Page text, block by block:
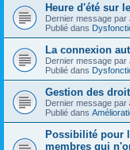
Heure d'été sur
Dernier message par
Publié dans
La connexion
Dernier message par
Publié dans
Gestion des
Dernier message par
Publié dans
Possibilité pour
membres qui